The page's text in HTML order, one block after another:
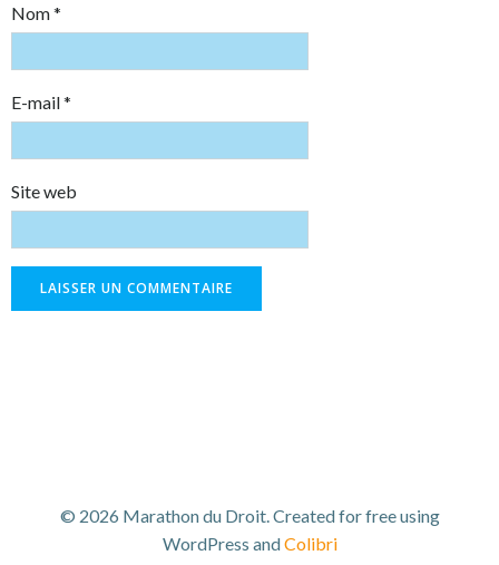
Nom*
E-mail*
Site web
© 2026 Marathon du Droit. Created for free using
WordPress andColibri